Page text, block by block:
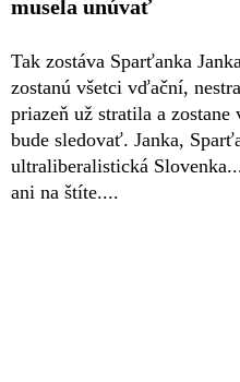
musela unúvať
Tak zostáva Sparťanka
zostanú všetci vďační,
priazeň už stratila a
bude sledovať. Janka,
ultraliberalistická
ani na štíte....